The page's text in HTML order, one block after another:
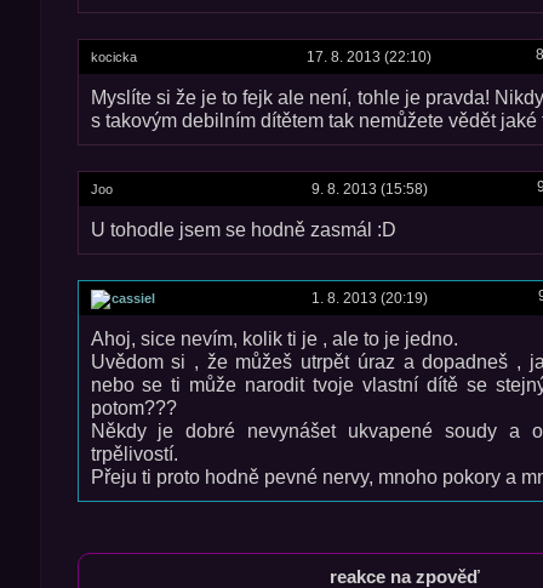
kocicka 17. 8. 2013 (22:10)
Myslíte si že je to fejk ale není, tohle je pravda!
s takovým debilním dítětem tak nemůžete vědět jaké
Joo 9. 8. 2013 (15:58)
U tohodle jsem se hodně zasmál :D
cassiel 1. 8. 2013 (20:19)
Ahoj, sice nevím, kolik ti je , ale to je jedno.
Uvědom si , že můžeš utrpět úraz a dopadneš ,
nebo se ti může narodit tvoje vlastní dítě se
potom???
Někdy je dobré nevynášet ukvapené soudy a
trpělivostí.
Přeju ti proto hodně pevné nervy, mnoho pokory a
reakce na zpověď